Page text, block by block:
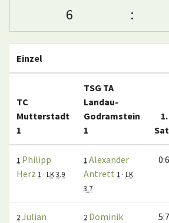
6 :
Einzel
TC
Mutterstadt
1
TSG TA
Landau-
Godramstein
1
1.
1 Philipp
Herz 1 · LK 3.9
1 Alexander
Antrett 1 · LK
3.7
0:6
2Julian
2 Dominik
5:7